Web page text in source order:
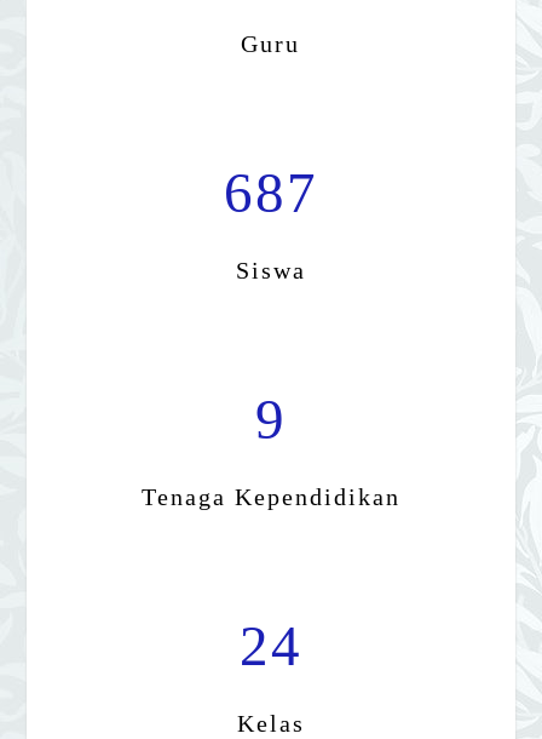
Guru
687
Siswa
9
Tenaga Kependidikan
24
Kelas